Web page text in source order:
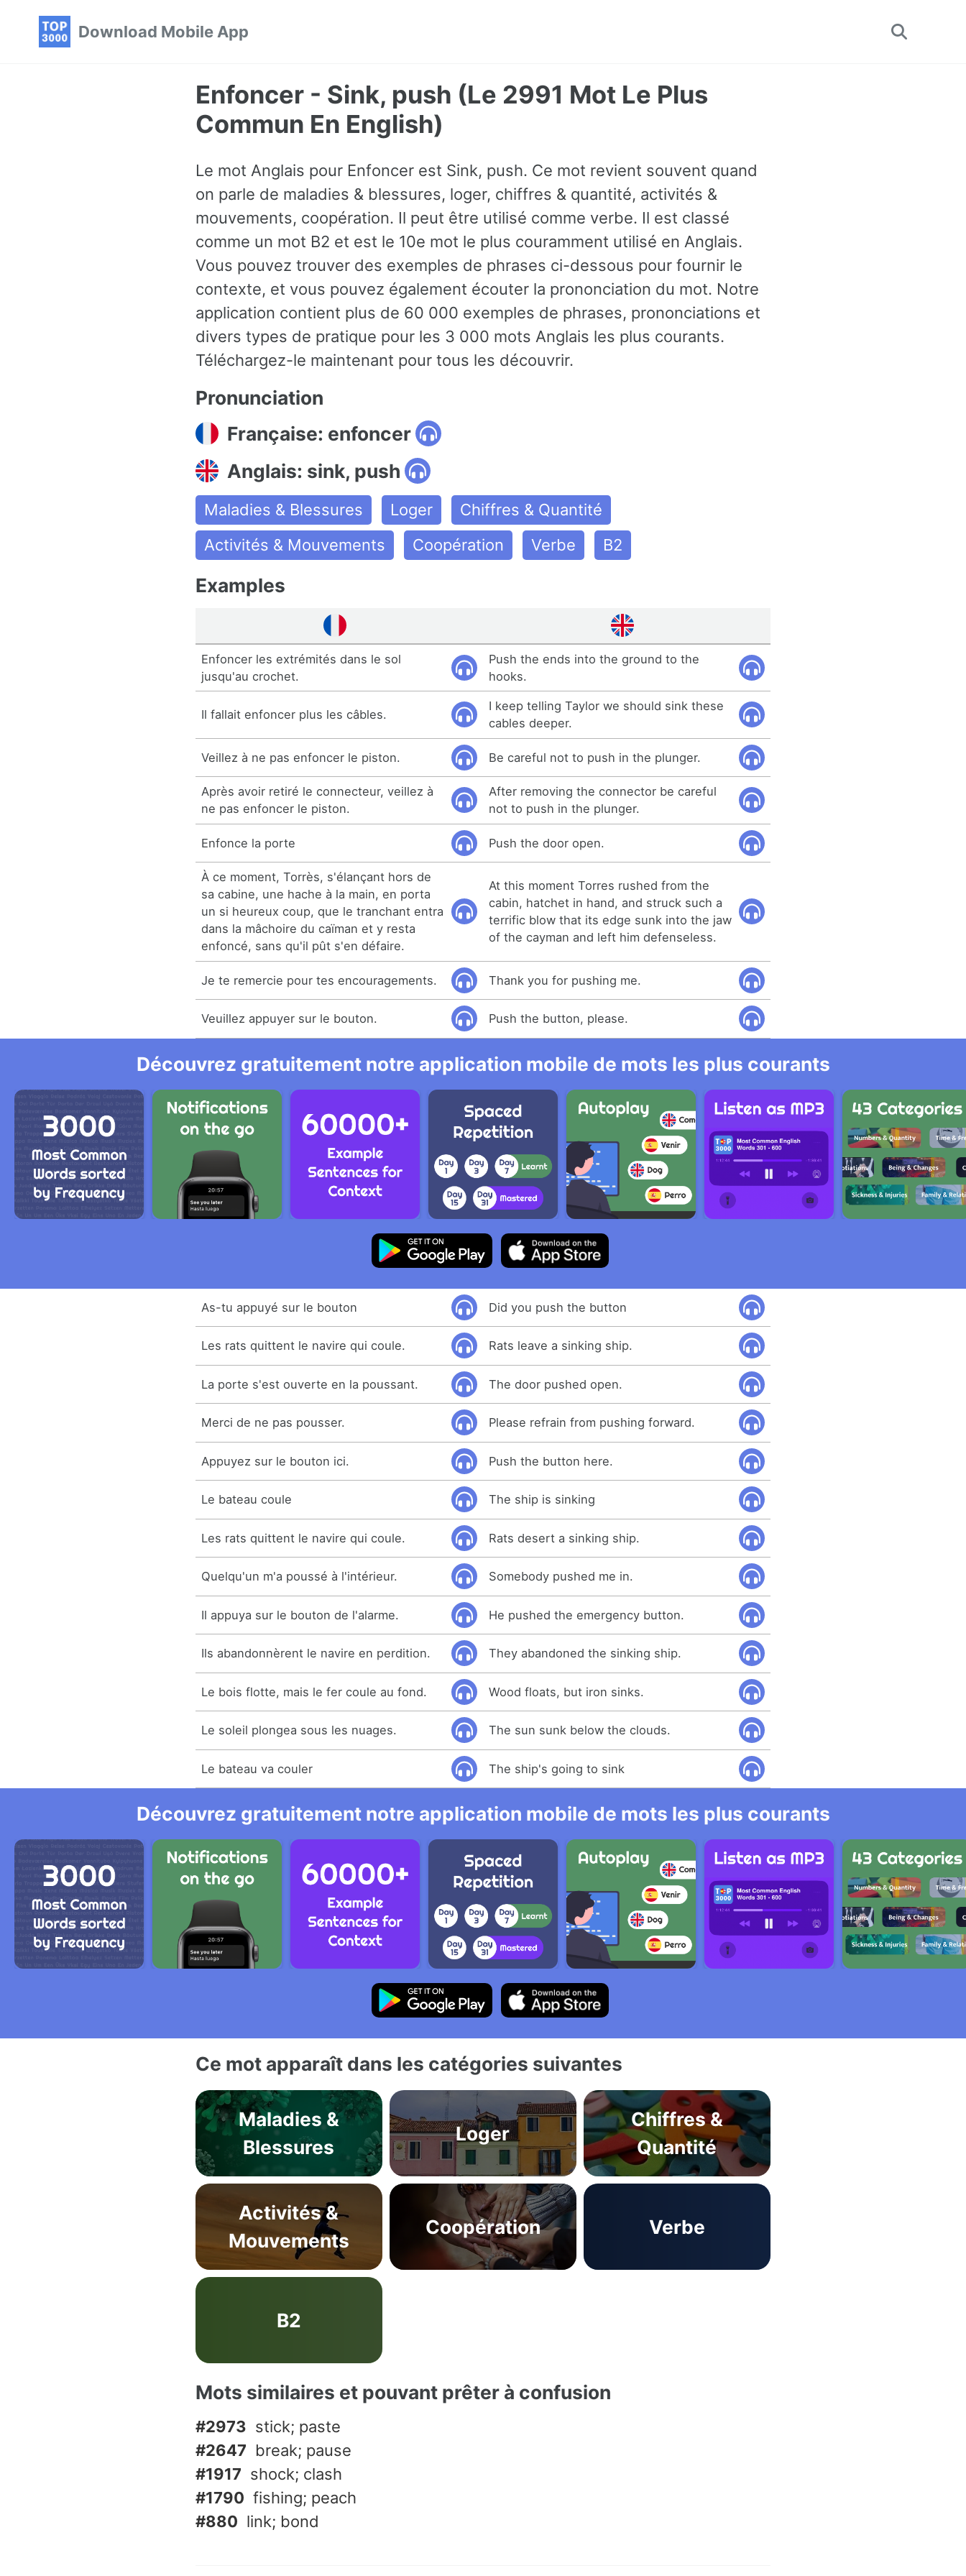
Download Mobile App
Toggle
Enfoncer - Sink, push (Le 2991 Mot Le Plus
Commun En English)
Le mot Anglais pour Enfoncer est Sink, push. Ce mot revient souvent quand
on parle de maladies & blessures, loger, chiffres & quantité, activités &
mouvements, coopération. Il peut être utilisé comme verbe. Il est classé
comme un mot B2 et est le 10e mot le plus couramment utilisé en Anglais.
Vous pouvez trouver des exemples de phrases ci-dessous pour fournir le
contexte, et vous pouvez également écouter la prononciation du mot. Notre
application contient plus de 60 000 exemples de phrases, prononciations et
divers types de pratique pour les 3 000 mots Anglais les plus courants.
Téléchargez-le maintenant pour tous les découvrir.
Pronunciation
Française: enfoncer
Anglais: sink, push
Maladies & Blessures Loger
Chiffres & Quantité
Activités & Mouvements
Coopération Verbe B2
Examples
Enfoncer les extrémités dans le sol
jusqu'au crochet.
Push the ends into the ground to the
hooks.
Il fallait enfoncer plus les câbles.
I keep telling Taylor we should sink these
cables deeper.
Veillez à ne pas enfoncer le piston. Be careful not to push in the plunger.
Après avoir retiré le connecteur, veillez à
ne pas enfoncer le piston.
After removing the connector be careful
not to push in the plunger.
Enfonce la porte Push the door open.
À ce moment, Torrès, s'élançant hors de
sa cabine, une hache à la main, en porta
un si heureux coup, que le tranchant entra
dans la mâchoire du caïman et y resta
enfoncé, sans qu'il pût s'en défaire.
At this moment Torres rushed from the
cabin, hatchet in hand, and struck such a
terrific blow that its edge sunk into the jaw
of the cayman and left him defenseless.
Je te remercie pour tes encouragements. Thank you for pushing me.
Veuillez appuyer sur le bouton. Push the button, please.
Découvrez gratuitement notre application mobile de mots les plus courants
As-tu appuyé sur le bouton Did you push the button
Les rats quittent le navire qui coule. Rats leave a sinking ship.
La porte s'est ouverte en la poussant. The door pushed open.
Merci de ne pas pousser. Please refrain from pushing forward.
Appuyez sur le bouton ici. Push the button here.
Le bateau coule The ship is sinking
Les rats quittent le navire qui coule. Rats desert a sinking ship.
Quelqu'un m'a poussé à l'intérieur. Somebody pushed me in.
Il appuya sur le bouton de l'alarme. He pushed the emergency button.
Ils abandonnèrent le navire en perdition. They abandoned the sinking ship.
Le bois flotte, mais le fer coule au fond. Wood floats, but iron sinks.
Le soleil plongea sous les nuages. The sun sunk below the clouds.
Le bateau va couler The ship's going to sink
Découvrez gratuitement notre application mobile de mots les plus courants
Ce mot apparaît dans les catégories suivantes
Maladies &
Blessures
Loger
Chiffres &
Quantité
Activités &
Mouvements
Coopération Verbe
B2
Mots similaires et pouvant prêter à confusion
#2973 stick; paste
#2647 break; pause
#1917 shock; clash
#1790 fishing; peach
#880 link; bond